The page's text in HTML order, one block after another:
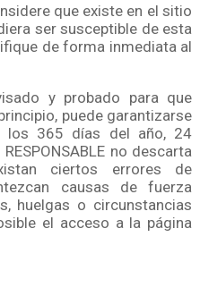
que existe en el sitio
ser susceptible de esta
de forma inmediata al
y probado para que
puede garantizarse
los 365 días del año, 24
no descarta
ciertos errores de
causas de fuerza
huelgas o circunstancias
el acceso a la página